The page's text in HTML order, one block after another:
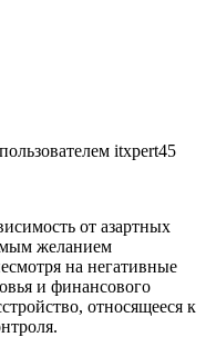
пользователем itxpert45
от азартных
желанием
на негативные
и финансового
относящееся к